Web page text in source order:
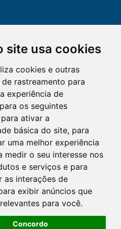
site usa cookies
cookies e outras
rastreamento para
experiência de
os seguintes
para ativar a
básica do site, para
uma melhor experiência
medir o seu interesse nos
e serviços e para
as interações de
exibir anúncios que
para você.
Concordo